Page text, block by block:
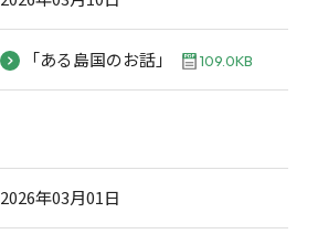
「ある島国のお話」 109.0KB
2026年03月01日